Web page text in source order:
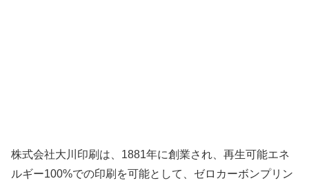
株式会社大川印刷は、1881年に創業され、再生可能エネ
ルギー100%での印刷を可能として、ゼロカーボンプリン